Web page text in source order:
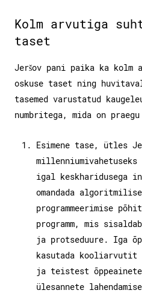
Kolm arvutiga
taset
Jeršov pani paika ka kolm
oskuse taset ning
tasemed varustatud
numbritega, mida on
Esimene tase, ütles
millenniumivahetuseks
igal keskharidusega
omandada
programmeerimise
programm, mis
ja protseduure. Iga
kasutada
ja teistest
ülesannete